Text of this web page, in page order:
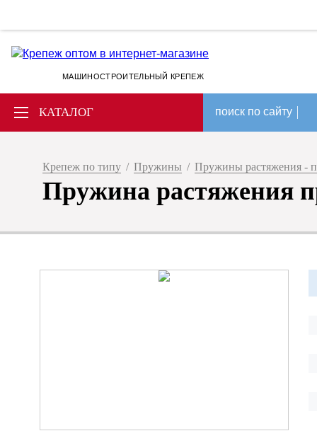
МАШИНОСТРОИТЕЛЬНЫЙ КРЕПЕЖ
КАТАЛОГ поиск по сайту
Крепеж по типу / Пружины / Пружины растяжения -
Пружина растяжения